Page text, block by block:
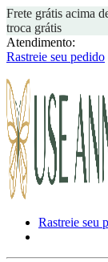
Frete grátis acima
troca grátis
Atendimento:
Rastreie seu pedido
Rastreie seu